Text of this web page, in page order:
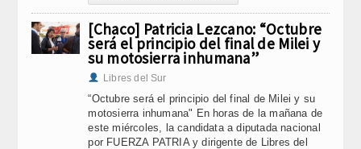
[Chaco] Patricia Lezcano: “Octubre
será el principio del final de Milei y
su motosierra inhumana”
Libres del Sur
“Octubre será el principio del final de Milei y su
motosierra inhumana" En horas de la mañana de
este miércoles, la candidata a diputada nacional
por FUERZA PATRIA y dirigente de Libres del